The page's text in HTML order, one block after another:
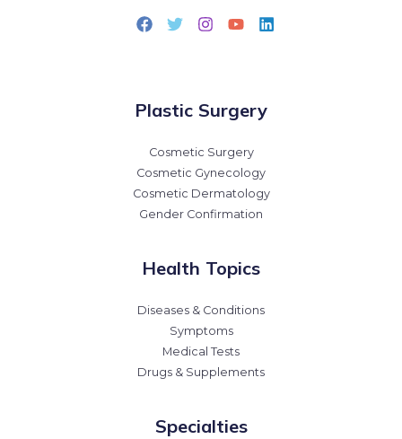
Plastic Surgery
Cosmetic Surgery
Cosmetic Gynecology
Cosmetic Dermatology
Gender Confirmation
Health Topics
Diseases & Conditions
Symptoms
Medical Tests
Drugs & Supplements
Specialties